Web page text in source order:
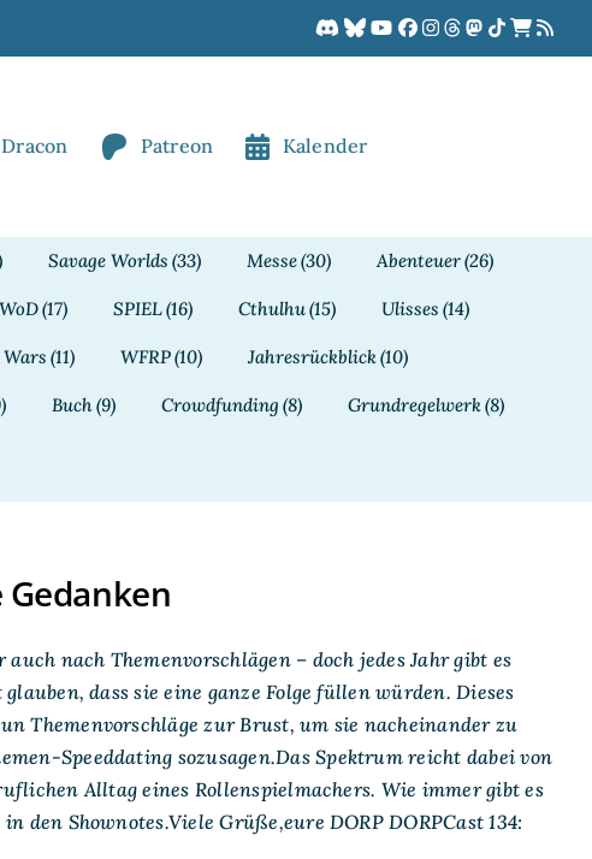
Dracon Patreon Kalender
Savage Worlds (33) Messe(30) Abenteuer(26)
WoD(17) SPIEL(16) Cthulhu(15) Ulisses (14)
(11) WFRP(10) Jahresrückblick(10)
Buch(9) Crowdfunding (8) Grundregelwerk(8)
Gedanken
nach Themenvorschlägen – doch jedes Jahr gibt es
dass sie eine ganze Folge füllen würden. Dieses
Themenvorschläge zur Brust, um sie nacheinander zu
Speeddating sozusagen.Das Spektrum reicht dabei von
Alltag eines Rollenspielmachers. Wie immer gibt es
Shownotes.Viele Grüße,eure DORP DORPCast 134: